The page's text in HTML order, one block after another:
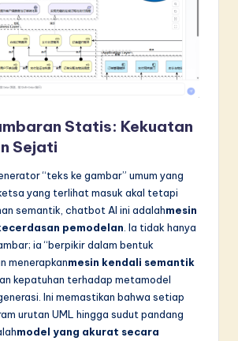
Statis: Kekuatan
Sejati
“teks ke gambar” umum yang
yang terlihat masuk akal tetapi
semantik, chatbot AI ini adalahmesin
pemodelan . Ia tidak hanya
ia “berpikir dalam bentuk
menerapkanmesin kendali semantik
kepatuhan terhadap metamodel
Ini memastikan bahwa setiap
urutan UML hingga sudut pandang
model yang akurat secara